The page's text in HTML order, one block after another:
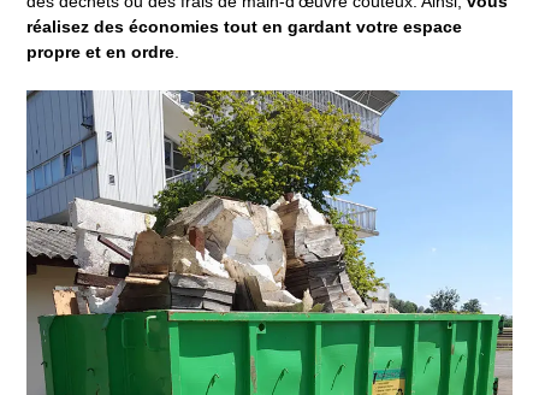
réalisez des économies tout en gardant votre espace
propre et en ordre.